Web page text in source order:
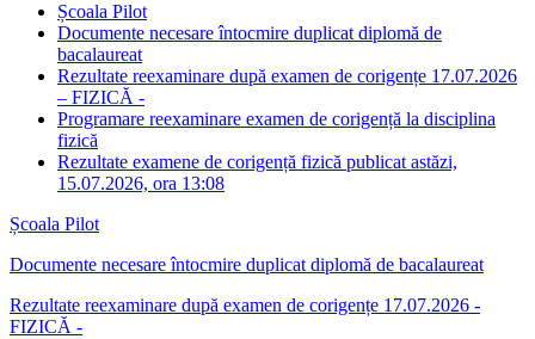
Școala Pilot
Documente necesare întocmire duplicat diplomă de
bacalaureat
Rezultate reexaminare după examen de corigențe 17.07.2026
– FIZICĂ -
Programare reexaminare examen de corigență la disciplina
fizică
Rezultate examene de corigență fizică publicat astăzi,
15.07.2026, ora 13:08
Școala Pilot
Documente necesare întocmire duplicat diplomă de bacalaureat
Rezultate reexaminare după examen de corigențe 17.07.2026 -
FIZICĂ -